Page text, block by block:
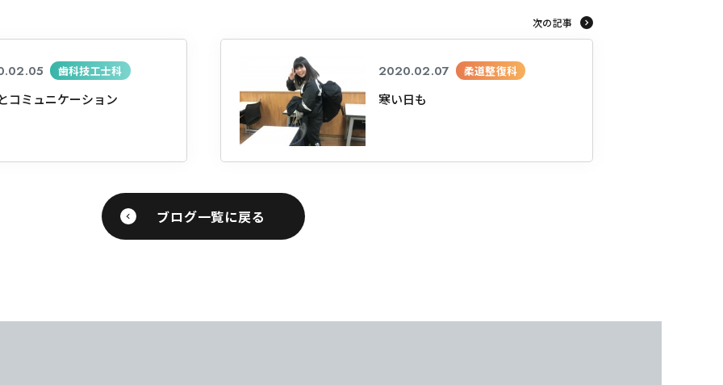
歯科技工士科
コミュニケーション
次の記事
2020.02.07 柔道整復科
寒い日も
ブログ一覧に戻る